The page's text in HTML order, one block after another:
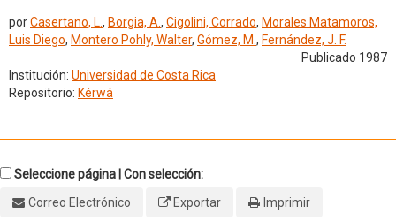
porCasertano, L., Borgia, A., Cigolini, Corrado, Morales Matamoros,
Luis Diego, Montero Pohly, Walter, Gómez, M., Fernández, J. F.
Publicado 1987
Institución: Universidad de Costa Rica
Repositorio: Kérwá
Seleccione página | Con selección:
Correo Electrónico
Exportar Imprimir